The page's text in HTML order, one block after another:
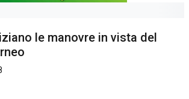
le manovre in vista del